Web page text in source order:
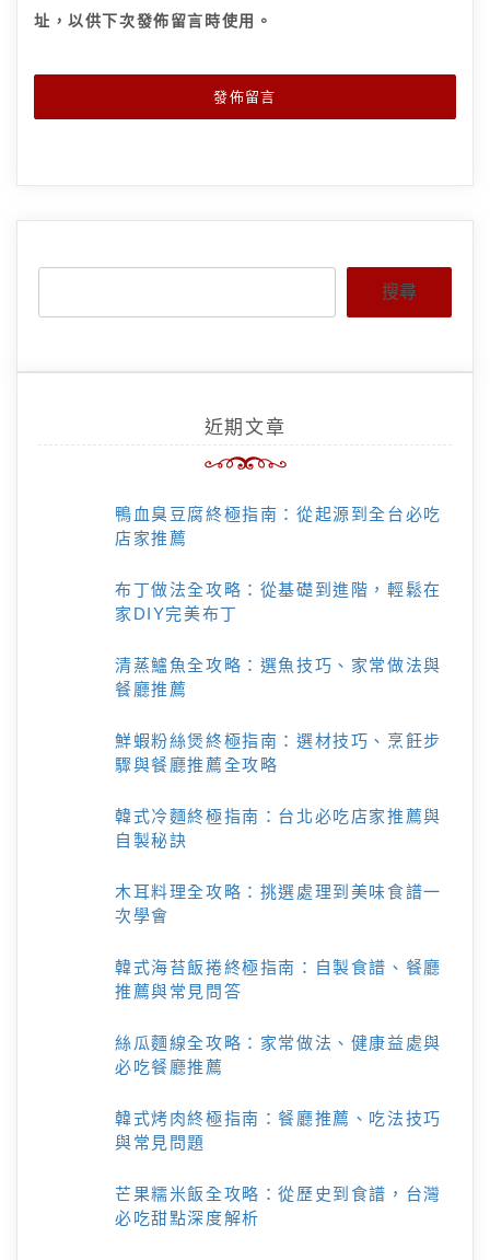
址，以供下次發佈留言時使用。
搜尋
近期文章
鴨血臭豆腐終極指南：從起源到全台必吃
店家推薦
布丁做法全攻略：從基礎到進階，輕鬆在
家DIY完美布丁
清蒸鱸魚全攻略：選魚技巧、家常做法與
餐廳推薦
鮮蝦粉絲煲終極指南：選材技巧、烹飪步
驟與餐廳推薦全攻略
韓式冷麵終極指南：台北必吃店家推薦與
自製秘訣
木耳料理全攻略：挑選處理到美味食譜一
次學會
韓式海苔飯捲終極指南：自製食譜、餐廳
推薦與常見問答
絲瓜麵線全攻略：家常做法、健康益處與
必吃餐廳推薦
韓式烤肉終極指南：餐廳推薦、吃法技巧
與常見問題
芒果糯米飯全攻略：從歷史到食譜，台灣
必吃甜點深度解析